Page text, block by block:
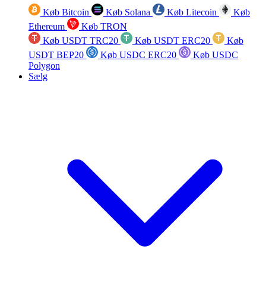
Køb Bitcoin Køb Solana Køb Litecoin
Køb
Ethereum
Køb TRON
Køb USDT TRC20
Køb USDT ERC20
Køb
USDT BEP20
Køb USDC ERC20
Køb USDC
Polygon
Sælg